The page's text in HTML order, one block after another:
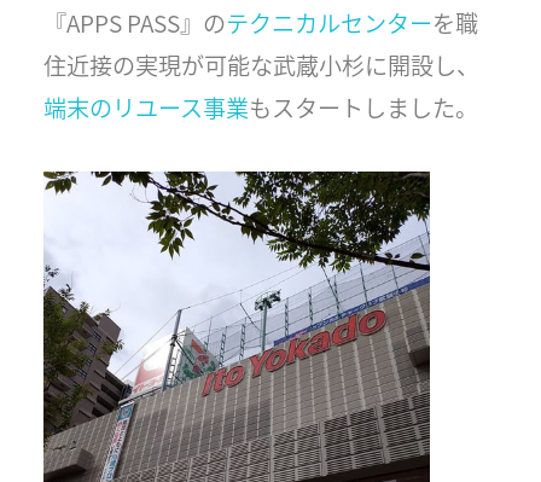
『APPS PASS』のテクニカルセンターを職
住近接の実現が可能な武蔵小杉に開設し、
端末のリユース事業もスタートしました。